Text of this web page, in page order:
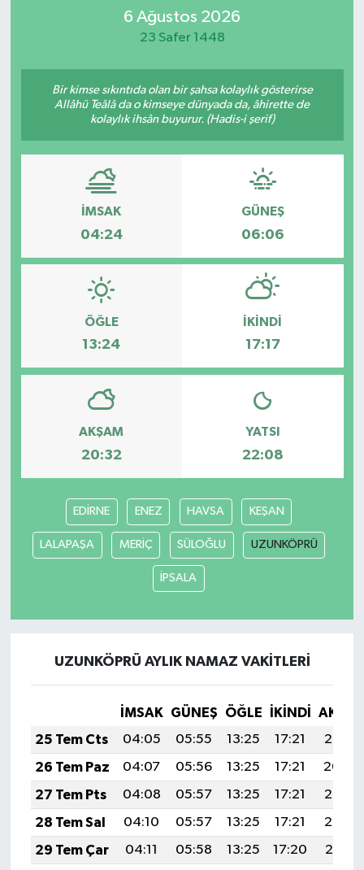
6 Ağustos 2026
23 Safer 1448
Bir kimse sıkıntıda olan bir şahsa kolaylık gösterirse
Allâhü Teâlâ da o kimseye dünyada da, âhirette de
kolaylık ihsân buyurur. (Hadis-i şerif)
İMSAK
04:24
GÜNEŞ
06:06
ÖĞLE
13:24
İKINDI
17:17
AKŞAM
20:32
YATSI
22:08
EDİRNE ENEZ HAVSA KEŞAN
LALAPAŞA MERİÇ SÜLOĞLU UZUNKÖPRÜ
İPSALA
UZUNKÖPRÜ AYLIK NAMAZ VAKITLERI
İMSAK GÜNEŞ ÖĞLE İKINDI
25 Tem Cts
04:05 05:55 13:25 17:21
20:45
26 Tem Paz
04:07 05:56 13:25 17:21
20:44
27 Tem Pts
04:08 05:57 13:25 17:21
20:43
28 Tem Sal
04:10 05:57 13:25 17:21
20:42
29 Tem Çar
04:11 05:58 13:25 17:20
20:41